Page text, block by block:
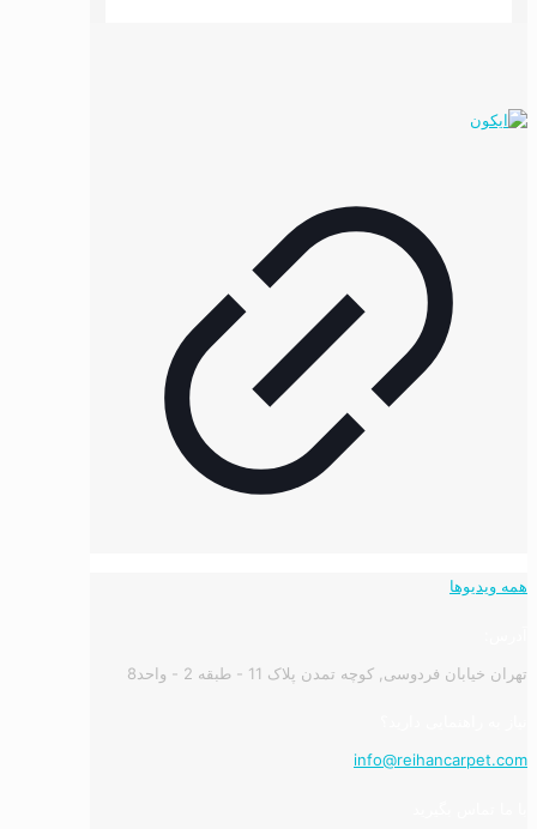
همه ویدیوها
تهران خیابان فردوسی, کوچه تمدن پلاک 11 - طبقه 2 - واحد8
info@reihancarpet.com